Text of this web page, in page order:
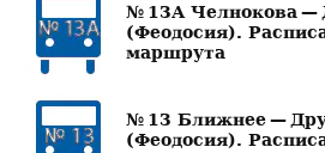
№ 13А Челнокова
(Феодосия).
маршрута
№ 13 Ближнее —
(Феодосия).